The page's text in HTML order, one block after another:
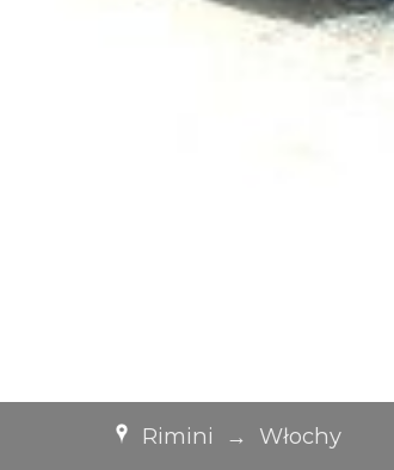
Rimini → Włochy